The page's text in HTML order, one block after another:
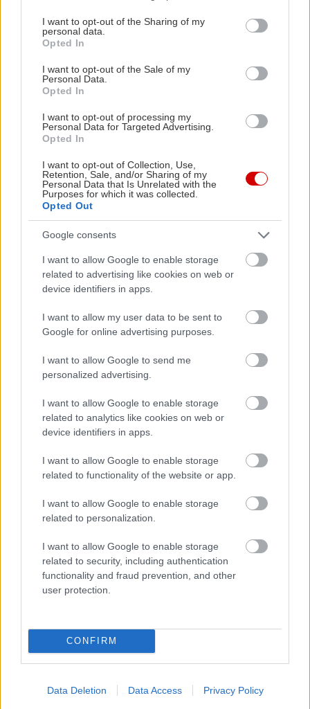
not limited to your visit or usage behaviour. You may click to
grant or deny consent to Google and its third-party tags to
use your data for below specified purposes in below Google
consent section.
I want to opt-out of the Sharing of my
personal data.
Opted In
I want to opt-out of the Sale of my
Personal Data.
Opted In
I want to opt-out of processing my
Personal Data for Targeted Advertising.
Opted In
I want to opt-out of Collection, Use,
Retention, Sale, and/or Sharing of my
Personal Data that Is Unrelated with the
Purposes for which it was collected.
Opted Out
Google consents
I want to allow Google to enable storage
related to advertising like cookies on web or
device identifiers in apps.
I want to allow my user data to be sent to
Google for online advertising purposes.
I want to allow Google to send me
personalized advertising.
I want to allow Google to enable storage
related to analytics like cookies on web or
device identifiers in apps.
I want to allow Google to enable storage
related to functionality of the website or app.
I want to allow Google to enable storage
related to personalization.
I want to allow Google to enable storage
related to security, including authentication
functionality and fraud prevention, and other
user protection.
CONFIRM
Data Deletion Data Access Privacy Policy
Το Kona Electric, το οποίο θα συνεχίσει να έχει το
το απερχόμενο μοντέλο, θα αποκαλυφθεί στο
εγγύς μέλλον.